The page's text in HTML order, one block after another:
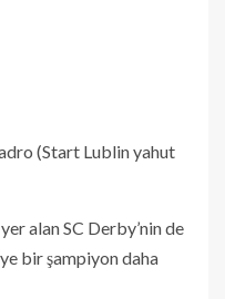
(Start Lublin yahut
alan SC Derby’nin de
bir şampiyon daha